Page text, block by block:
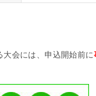
大会には、申込開始前に